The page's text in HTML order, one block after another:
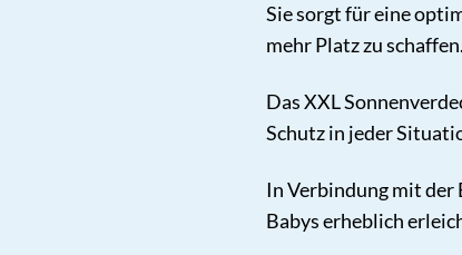
Sie sorgt für eine
mehr Platz zu schaffen.
Das XXL
Schutz in jeder
In Verbindung mit der
Babys erheblich